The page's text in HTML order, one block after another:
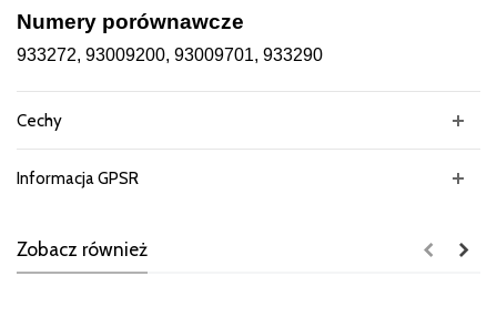
Numery porównawcze
933272, 93009200, 93009701, 933290
Cechy
Informacja GPSR
Zobacz również